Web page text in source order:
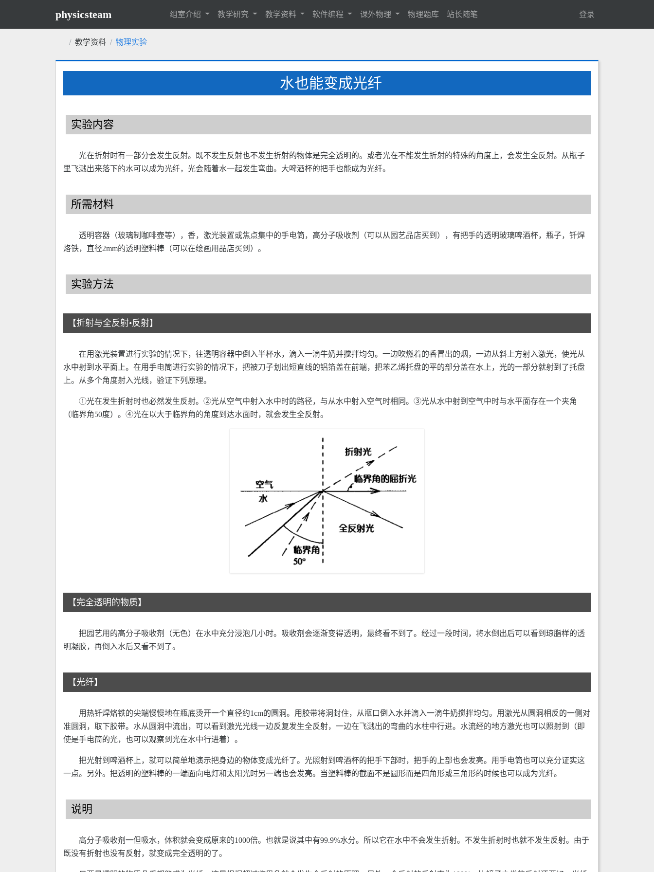
physicsteam 组室介绍 教学研究 教学资料 软件编程 课外物理 物理题库 站长随笔 登录
教学资料 物理实验
水也能变成光纤
实验内容
光在折射时有一部分会发生反射。既不发生反射也不发生折射的物体是完全透明的。或者光在不能发生折射的特殊的角度上，会发生全反射。从瓶子
里飞溅出来落下的水可以成为光纤，光会随着水一起发生弯曲。大啤酒杯的把手也能成为光纤。
所需材料
透明容器（玻璃制咖啡壶等），香，激光装置或焦点集中的手电筒，高分子吸收剂（可以从园艺品店买到），有把手的透明玻璃啤酒杯，瓶子，钎焊
烙铁，直径2mm的透明塑料棒（可以在绘画用品店买到）。
实验方法
【折射与全反射•反射】
在用激光装置进行实验的情况下，往透明容器中倒入半杯水，滴入一滴牛奶并搅拌均匀。一边吹燃着的香冒出的烟，一边从斜上方射入激光，使光从
水中射到水平面上。在用手电筒进行实验的情况下，把被刀子划出短直线的铝箔盖在前端，把苯乙烯托盘的平的部分盖在水上，光的一部分就射到了托盘
上。从多个角度射入光线，验证下列原理。
①光在发生折射时也必然发生反射。②光从空气中射入水中时的路径，与从水中射入空气时相同。③光从水中射到空气中时与水平面存在一个夹角
（临界角50度）。④光在以大于临界角的角度到达水面时，就会发生全反射。
【完全透明的物质】
把园艺用的高分子吸收剂（无色）在水中充分浸泡几小时。吸收剂会逐渐变得透明，最终看不到了。经过一段时间，将水倒出后可以看到琼脂样的透
明凝胶，再倒入水后又看不到了。
【光纤】
用热钎焊烙铁的尖端慢慢地在瓶底烫开一个直径约1cm的圆洞。用胶带将洞封住，从瓶口倒入水并滴入一滴牛奶搅拌均匀。用激光从圆洞相反的一侧对
准圆洞，取下胶带。水从圆洞中流出，可以看到激光光线一边反复发生全反射，一边在飞溅出的弯曲的水柱中行进。水流经的地方激光也可以照射到（即
使是手电筒的光，也可以观察到光在水中行进着）。
把光射到啤酒杯上，就可以简单地演示把身边的物体变成光纤了。光照射到啤酒杯的把手下部时，把手的上部也会发亮。用手电筒也可以充分证实这
一点。另外。把透明的塑料棒的一端面向电灯和太阳光时另一端也会发亮。当塑料棒的截面不是圆形而是四角形或三角形的时候也可以成为光纤。
说明
高分子吸收剂一但吸水，体积就会变成原来的1000倍。也就是说其中有99.9%水分。所以它在水中不会发生折射。不发生折射时也就不发生反射。由于
既没有折射也没有反射，就变成完全透明的了。